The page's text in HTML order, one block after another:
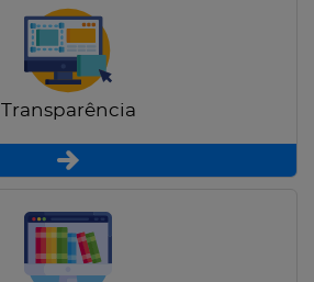
Transparência